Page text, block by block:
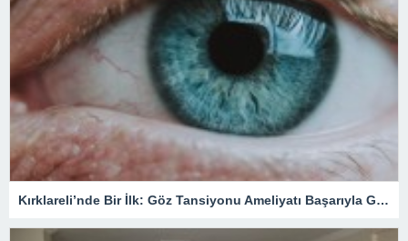
Kırklareli’nde Bir İlk: Göz Tansiyonu Ameliyatı Başarıyla Gerçekleştirildi